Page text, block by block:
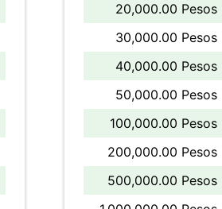
20,000.00 Pesos
30,000.00 Pesos
40,000.00 Pesos
50,000.00 Pesos
100,000.00 Pesos
200,000.00 Pesos
500,000.00 Pesos